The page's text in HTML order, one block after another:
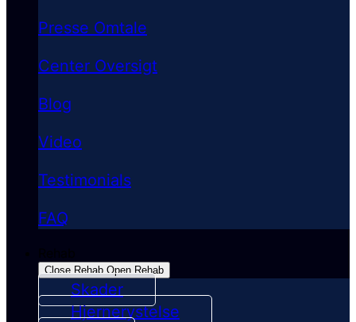
Presse Omtale
Center Oversigt
Blog
Video
Testimonials
FAQ
Close Rehab Open Rehab
Skader
Hjernerystelse